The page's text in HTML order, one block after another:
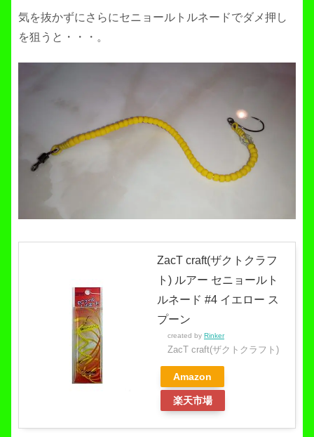
気を抜かずにさらにセニョールトルネードでダメ押し
を狙うと・・・。
ZacT craft(ザクトクラフ
ト) ルアー セニョールト
ルネード #4 イエロー ス
プーン
created by Rinker
ZacT craft(ザクトクラフト)
Amazon
楽天市場